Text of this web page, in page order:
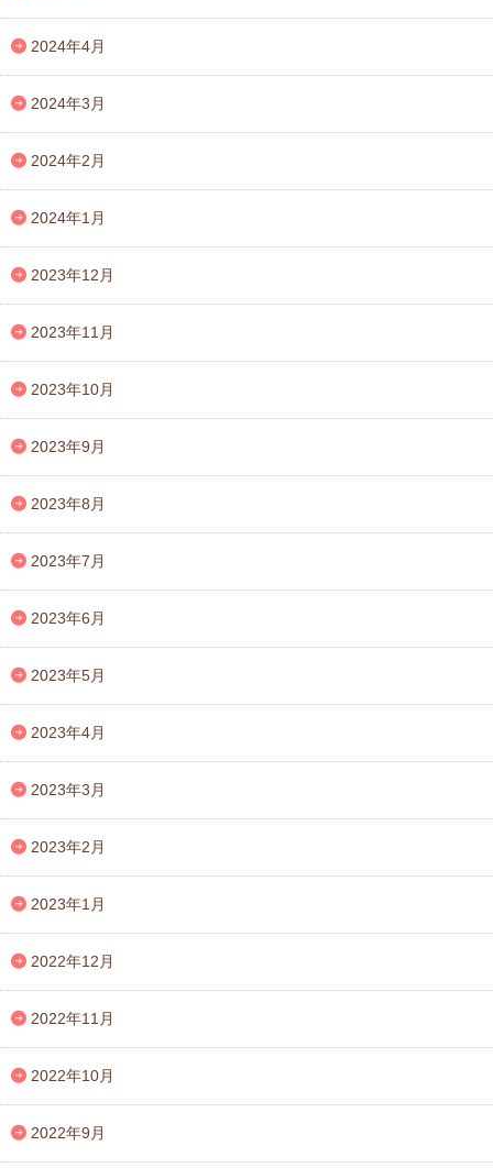
2024年4月
2024年3月
2024年2月
2024年1月
2023年12月
2023年11月
2023年10月
2023年9月
2023年8月
2023年7月
2023年6月
2023年5月
2023年4月
2023年3月
2023年2月
2023年1月
2022年12月
2022年11月
2022年10月
2022年9月